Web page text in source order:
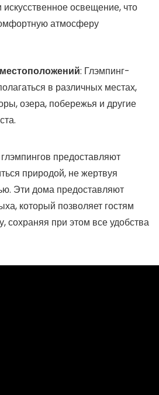
искусственное освещение, что
атмосферу
: Глэмпинг-
в различных местах,
озера, побережья и другие
предоставляют
природой, не жертвуя
Эти дома предоставляют
который позволяет гостям
сохраняя при этом все удобства